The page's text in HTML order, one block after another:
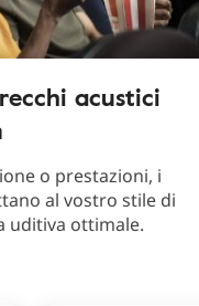
acustici
o prestazioni, i
al vostro stile di
uditiva ottimale.